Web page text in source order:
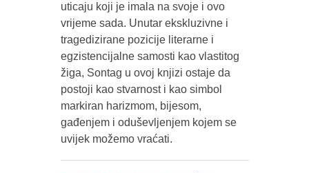
uticaju koji je imala na svoje i ovo
vrijeme sada. Unutar ekskluzivne i
tragedizirane pozicije literarne i
egzistencijalne samosti kao vlastitog
žiga, Sontag u ovoj knjizi ostaje da
postoji kao stvarnost i kao simbol
markiran harizmom, bijesom,
gađenjem i oduševljenjem kojem se
uvijek možemo vraćati.